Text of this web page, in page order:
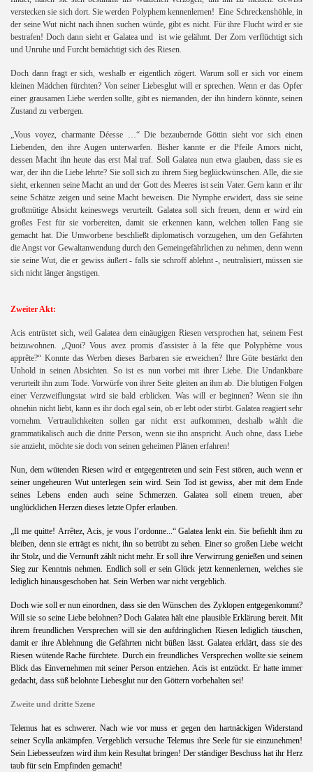
verstecken sie sich dort. Sie werden Polyphem kennenlernen! Eine Schreckenshöhle, in
der seine Wut nicht nach ihnen suchen würde, gibt es nicht. Für ihre Flucht wird er sie
bestrafen! Doch dann sieht er Galatea und ist wie gelähmt. Der Zorn verflüchtigt sich
und Unruhe und Furcht bemächtigt sich des Riesen.
Doch dann fragt er sich, weshalb er eigentlich zögert. Warum soll er sich vor einem
kleinen Mädchen fürchten? Von seiner Liebesglut will er sprechen. Wenn er das Opfer
einer grausamen Liebe werden sollte, gibt es niemanden, der ihn hindern könnte, seinen
Zustand zu verbergen.
„Vous voyez, charmante Déesse …“Die bezaubernde Göttin sieht vor sich einen
Liebenden, den ihre Augen unterwarfen. Bisher kannte er die Pfeile Amors nicht,
dessen Macht ihn heute das erst Mal traf. Soll Galatea nun etwa glauben, dass sie es
war, der ihn die Liebe lehrte? Sie soll sich zu ihrem Sieg beglückwünschen. Alle, die sie
sieht, erkennen seine Macht an und der Gott des Meeres ist sein Vater. Gern kann er ihr
seine Schätze zeigen und seine Macht beweisen. Die Nymphe erwidert, dass sie seine
großmütige Absicht keineswegs verurteilt. Galatea soll sich freuen, denn er wird ein
großes Fest für sie vorbereiten, damit sie erkennen kann, welchen tollen Fang sie
gemacht hat. Die Umworbene beschließt diplomatisch vorzugehen, um den Gefährten
die Angst vor Gewaltanwendung durch den Gemeingefährlichen zu nehmen, denn wenn
sie seine Wut, die er gewiss äußert - falls sie schroff ablehnt -, neutralisiert, müssen sie
sich nicht länger ängstigen.
Zweiter Akt:
Acis entrüstet sich, weil Galatea dem einäugigen Riesen versprochen hat, seinem Fest
beizuwohnen. „Quoi? Vous avez promis d'assister à la fête que Polyphème vous
apprête?“ Konnte das Werben dieses Barbaren sie erweichen? Ihre Güte bestärkt den
Unhold in seinen Absichten. So ist es nun vorbei mit ihrer Liebe. Die Undankbare
verurteilt ihn zum Tode. Vorwürfe von ihrer Seite gleiten an ihm ab. Die blutigen Folgen
einer Verzweiflungstat wird sie bald erblicken. Was will er beginnen? Wenn sie ihn
ohnehin nicht liebt, kann es ihr doch egal sein, ob er lebt oder stirbt. Galatea reagiert sehr
vornehm. Vertraulichkeiten sollen gar nicht erst aufkommen, deshalb wählt die
grammatikalisch auch die dritte Person, wenn sie ihn anspricht. Auch ohne, dass Liebe
sie anzieht, möchte sie doch von seinen geheimen Plänen erfahren!
Nun, dem wütenden Riesen wird er entgegentreten und sein Fest stören, auch wenn er
seiner ungeheuren Wut unterlegen sein wird. Sein Tod ist gewiss, aber mit dem Ende
seines Lebens enden auch seine Schmerzen. Galatea soll einem treuen, aber
unglücklichen Herzen dieses letzte Opfer erlauben.
„Il me quitte! Arrêtez, Acis, je vous l’ordonne...“Galatea lenkt ein. Sie befiehlt ihm zu
bleiben, denn sie erträgt es nicht, ihn so betrübt zu sehen. Einer so großen Liebe weicht
ihr Stolz, und die Vernunft zählt nicht mehr. Er soll ihre Verwirrung genießen und seinen
Sieg zur Kenntnis nehmen. Endlich soll er sein Glück jetzt kennenlernen, welches sie
lediglich hinausgeschoben hat. Sein Werben war nicht vergeblich.
Doch wie soll er nun einordnen, dass sie den Wünschen des Zyklopen entgegenkommt?
Will sie so seine Liebe belohnen? Doch Galatea hält eine plausible Erklärung bereit. Mit
ihrem freundlichen Versprechen will sie den aufdringlichen Riesen lediglich täuschen,
damit er ihre Ablehnung die Gefährten nicht büßen lässt. Galatea erklärt, dass sie des
Riesen wütende Rache fürchtete. Durch ein freundliches Versprechen wollte sie seinem
Blick das Einvernehmen mit seiner Person entziehen. Acis ist entzückt. Er hatte immer
gedacht, dass süß belohnte Liebesglut nur den Göttern vorbehalten sei!
Zweite und dritte Szene
Telemus hat es schwerer. Nach wie vor muss er gegen den hartnäckigen Widerstand
seiner Scylla ankämpfen. Vergeblich versuche Telemus ihre Seele für sie einzunehmen!
Sein Liebesseufzen wird ihm kein Resultat bringen! Der ständiger Beschuss hat ihr Herz
taub für sein Empfinden gemacht!